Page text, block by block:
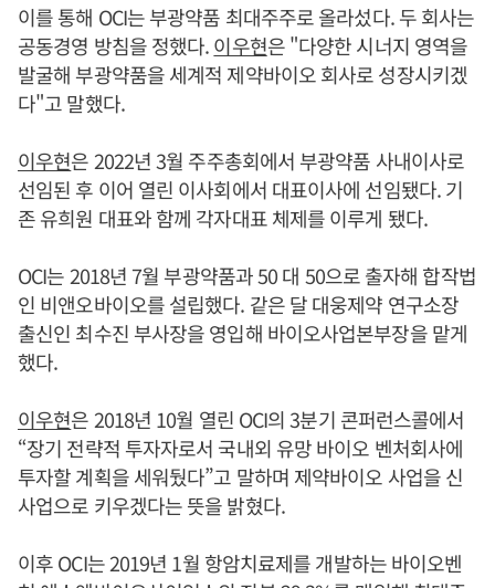
이를 통해 OCI는 부광약품 최대주주로 올라섰다. 두 회사는
공동경영 방침을 정했다.이우현은 "다양한 시너지 영역을
발굴해 부광약품을 세계적 제약바이오 회사로 성장시키겠
다"고 말했다.
이우현은 2022년 3월 주주총회에서 부광약품 사내이사로
선임된 후 이어 열린 이사회에서 대표이사에 선임됐다. 기
존 유희원 대표와 함께 각자대표 체제를 이루게 됐다.
OCI는 2018년 7월 부광약품과 50 대 50으로 출자해 합작법
인 비앤오바이오를 설립했다. 같은 달 대웅제약 연구소장
출신인 최수진 부사장을 영입해 바이오사업본부장을 맡게
했다.
이우현은 2018년 10월 열린 OCI의 3분기 콘퍼런스콜에서
“장기 전략적 투자자로서 국내외 유망 바이오 벤처회사에
투자할 계획을 세워뒀다”고 말하며 제약바이오 사업을 신
사업으로 키우겠다는 뜻을 밝혔다.
이후 OCI는 2019년 1월 항암치료제를 개발하는 바이오벤